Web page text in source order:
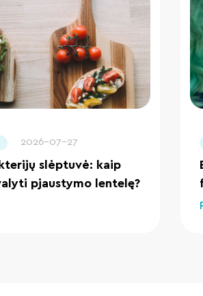
2026-07-27
slėptuvė: kaip
pjaustymo lentelę?